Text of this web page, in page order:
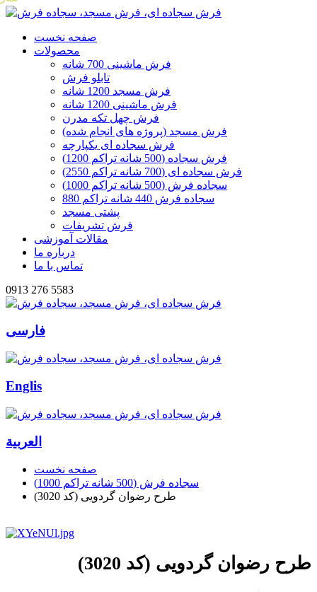
صفحه نخست
محصولات
فرش ماشینی 700 شانه
تابلو فرش
فرش مسجد 1200 شانه
فرش ماشینی 1200 شانه
فرش چهل تکه مدرن
فرش مسجد (پروژه های انجام شده)
فرش سجاده ای یکپارچه
فرش سجاده (500 شانه تراکم 1200)
فرش سجاده ای (700 شانه تراکم 2550)
سجاده فرش (500 شانه تراکم 1000)
سجاده فرش 440 شانه تراکم 880
پشتی مسجد
فرش تشریفات
مقالات آموزشی
درباره ما
تماس با ما
0913 276 5583
فارسی
Englis
العربیة
صفحه نخست
سجاده فرش (500 شانه تراکم 1000)
طرح رضوان گردویی (کد 3020)
طرح رضوان گردویی (کد 3020)